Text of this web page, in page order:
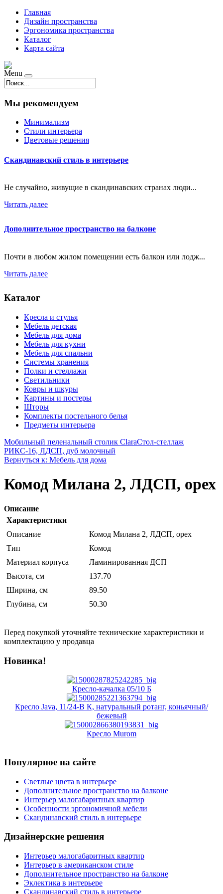
Главная
Дизайн пространства
Эргономика пространства
Каталог
Карта сайта
Menu
Мы рекомендуем
Минимализм
Стили интерьера
Цветовые решения
Скандинавский стиль в интерьере
Не случайно, живущие в скандинавских странах люди...
Читать далее
Дополнительное пространство на балконе
Почти в любом жилом помещении есть балкон или лодж...
Читать далее
Каталог
Кресла и стулья
Мебель детская
Мебель для дома
Мебель для кухни
Мебель для спальни
Системы хранения
Полки и стеллажи
Светильники
Ковры и шкуры
Картины и постеры
Шторы
Комплекты постельного белья
Предметы интерьера
Мобильный пеленальный столик ClaraСтол-стеллаж
РИКС-16, ЛДСП, дуб молочный
Вернуться к: Мебель для дома
Комод Милана 2, ЛДСП, орех
Описание
Характеристики
Описание
Комод Милана 2, ЛДСП, орех
Тип
Комод
Материал корпуса
Ламинированная ДСП
Высота, см
137.70
Ширина, см
89.50
Глубина, см
50.30
Перед покупкой уточняйте технические характеристики и
комплектацию у продавца
Новинка!
Кресло-качалка 05/10 Б
Кресло Java, 11/24-В К, натуральный ротанг, коньячный/
бежевый
Кресло Murom
Популярное на сайте
Светлые цвета в интерьере
Дополнительное пространство на балконе
Интерьер малогабаритных квартир
Особенности эргономичной мебели
Скандинавский стиль в интерьере
Дизайнерские решения
Интерьер малогабаритных квартир
Интерьер в американском стиле
Дополнительное пространство на балконе
Эклектика в интерьере
Скандинавский стиль в интерьере